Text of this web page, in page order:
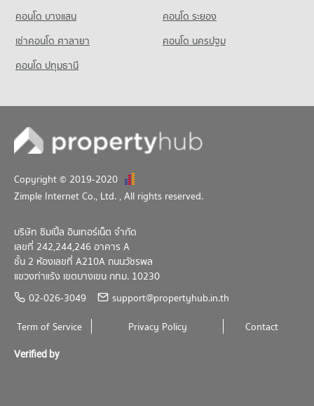
คอนโด บางแสน
คอนโด ระยอง
เช่าคอนโด ศาลายา
คอนโด นครปฐม
คอนโด ปทุมธานี
Copyright © 2019-2020
Zimple Internet Co., Ltd. , All rights reserved.
บริษัท ซิมเปิ้ล อินเทอร์เน็ต จำกัด
เลขที่ 242,244,246 อาคาร A
ชั้น 2 ห้องเลขที่ A210A ถนนวัชรพล
แขวงท่าแร้ง เขตบางเขน กทม. 10230
02-026-3049
support@propertyhub.in.th
Term of Service
Privacy Policy Contact
Verified by